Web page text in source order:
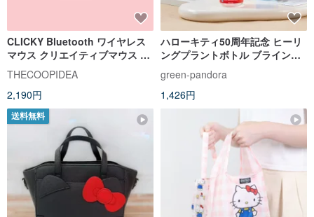
CLICKY Bluetooth ワイヤレス
マウス クリエイティブマウス リ
トルツインスターズ ハローキテ
ィ
THECOOPIDEA
2,190円
ハローキティ50周年記念 ヒーリ
ングプラントボトル ブラインド
green-pandora
1,426円
送料無料